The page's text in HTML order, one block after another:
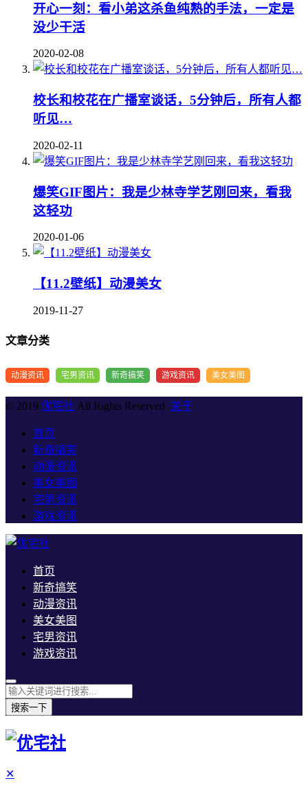
开心一刻：看小弟这杀鱼纯熟的手法，一定是
没少干活
2020-02-08
校长和校花在广播室谈话，5分钟后，所有人都
听见…
2020-02-11
爆笑GIF图片：我是少林寺学艺刚回来，看我
这轻功
2020-01-06
【11.2壁纸】动漫美女
2019-11-27
文章分类
动漫资讯 宅男资讯 新奇搞笑 游戏资讯 美女美图
© 2019 优宅社 All Rights Reserved. 关于
首页
新奇搞笑
动漫资讯
美女美图
宅男资讯
游戏资讯
首页
新奇搞笑
动漫资讯
美女美图
宅男资讯
游戏资讯
搜索一下
✕